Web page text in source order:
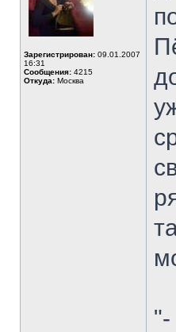
Зарегистрирован: 09.01.2007
16:31
Сообщения: 4215
Откуда: Москва
"-